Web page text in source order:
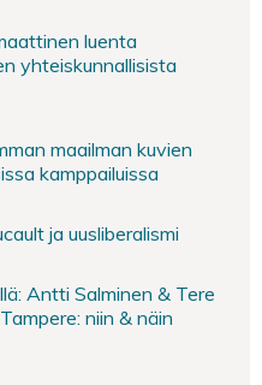
luenta
yhteiskunnallisista
maailman kuvien
kamppailuissa
ja uusliberalismi
Antti Salminen & Tere
niin & näin